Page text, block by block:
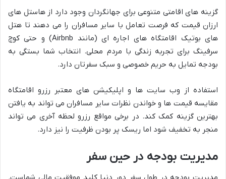
گزینه های اقامتی متنوعی برای جهانگردان وجود دارد از هاستل های
ارزان قیمت که فرصت تعامل با سایر مسافران را می دهند تا هتل
های بوتیک اقامتگاه های اجاره ای (مانند Airbnb) و حتی کوچ
سرفینگ برای تجربه زندگی با مردم محلی. انتخاب شما بستگی به
بودجه تمایل به حریم خصوصی و سبک سفرتان دارد.
استفاده از وب سایت ها و اپلیکیشن های معتبر رزرو اقامتگاه
مقایسه قیمت ها و خواندن نظرات سایر مسافران می تواند به یافتن
بهترین گزینه کمک کند. در برخی مواقع رزرو لحظه آخری می تواند
منجر به تخفیف شود اما ریسک پر بودن ظرفیت را نیز دارد.
مدیریت بودجه در حین سفر